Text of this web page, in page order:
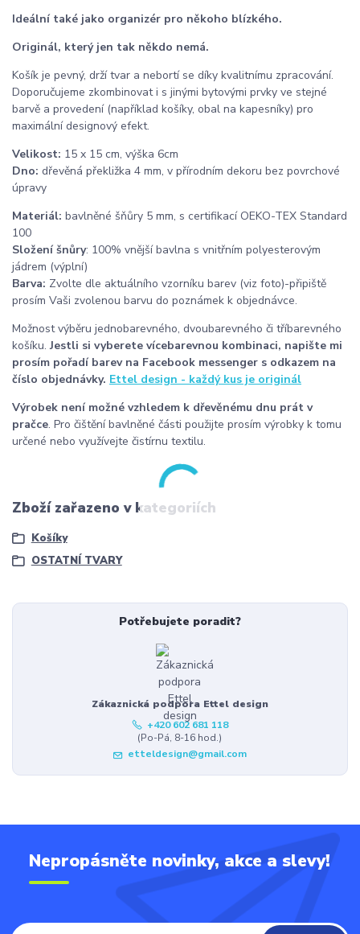
Ideální také jako organizér pro někoho blízkého.
Originál, který jen tak někdo nemá.
Košík je pevný, drží tvar a nebortí se díky kvalitnímu zpracování.
Doporučujeme zkombinovat i s jinými bytovými prvky ve stejné
barvě a provedení (například košíky, obal na kapesníky) pro
maximální designový efekt.
Velikost: 15 x 15 cm, výška 6cm
Dno: dřevěná překližka 4 mm, v přírodním dekoru bez povrchové
úpravy
Materiál: bavlněné šňůry 5 mm, s certifikací OEKO-TEX Standard
100
Složení šnůry: 100% vnější bavlna s vnitřním polyesterovým
jádrem (výplní)
Barva: Zvolte dle aktuálního vzorníku barev (viz foto)-připiště
prosím Vaši zvolenou barvu do poznámek k objednávce.
Možnost výběru jednobarevného, dvoubarevného či tříbarevného
košíku.Jestli si vyberete vícebarevnou kombinaci, napište mi
prosím pořadí barev na Facebook messenger s odkazem na
číslo objednávky. Ettel design - každý kus je originál
Výrobek není možné vzhledem k dřevěnému dnu prát v
pračce. Pro čištění bavlněné části použijte prosím výrobky k tomu
určené nebo využívejte čistírnu textilu.
Zboží zařazeno v kategoriích
Košíky
OSTATNÍ TVARY
Potřebujete poradit?
Zákaznická podpora Ettel design
+420 602 681 118
(Po-Pá, 8-16 hod.)
etteldesign@gmail.com
Nepropásněte novinky, akce a slevy!